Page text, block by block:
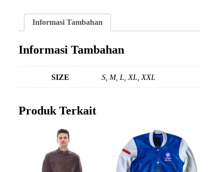
Informasi Tambahan
Informasi Tambahan
SIZE S, M, L, XL, XXL
Produk Terkait